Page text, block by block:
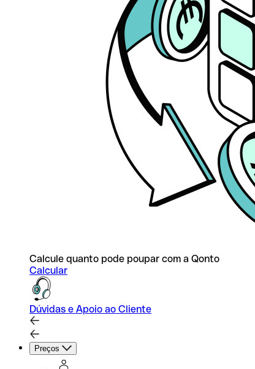
Calcule quanto pode poupar com a Qonto
Calcular
Dúvidas e Apoio ao Cliente
Preços